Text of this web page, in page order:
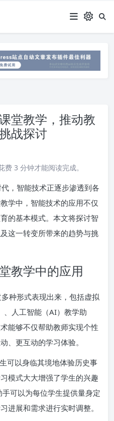
堂教学，推动教
战探讨
3 分钟才能阅读完成。
，智能技术正逐步渗透到各
学中，智能技术的应用不仅
的基本模式。本文将探讨智
这一转变所带来的趋势与挑
教学中的应用
种形式表现出来，包括虚拟
、人工智能（AI）教学助
能够不仅帮助教师实现个性
、更互动的学习体验。
可以身临其境地体验历史事
模式大大增强了学生的兴趣
可以为每位学生提供量身定
进展和需求进行实时调整。